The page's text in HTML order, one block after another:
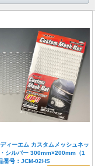
ィーエム カスタムメッシュネッ
・シルバー 300mm×200mm（1
番号：JCM-02HS